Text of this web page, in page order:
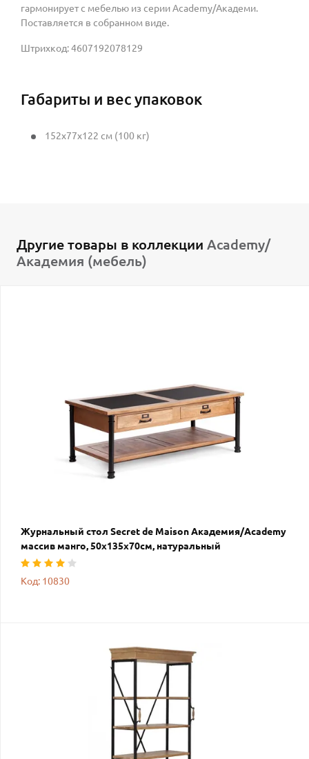
гармонирует с мебелью из серии Academy/Академи.
Поставляется в собранном виде.
Штрихкод: 4607192078129
Габариты и вес упаковок
152x77x122 см (100 кг)
Другие товары в коллекции Academy/
Академия (мебель)
Журнальный стол Secret de Maison Академия/Academy
массив манго, 50х135х70см, натуральный
Код: 10830